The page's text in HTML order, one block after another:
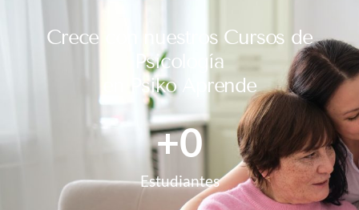
Crece con nuestros Cursos de
Psicología
en Psiko Aprende
Estudiantes
+0